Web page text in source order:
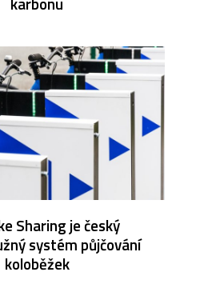
Sharing je český
systém půjčování
koloběžek